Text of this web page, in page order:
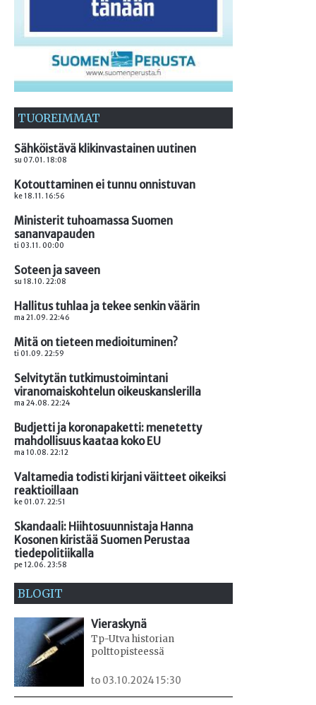
TUOREIMMAT
Sähköistävä klikinvastainen uutinen
su 07.01. 18:08
Kotouttaminen ei tunnu onnistuvan
ke 18.11. 16:56
Ministerit tuhoamassa Suomen
sananvapauden
ti 03.11. 00:00
Soteen ja saveen
su 18.10. 22:08
Hallitus tuhlaa ja tekee senkin väärin
ma 21.09. 22:46
Mitä on tieteen medioituminen?
ti 01.09. 22:59
Selvitytän tutkimustoimintani
viranomaiskohtelun oikeuskanslerilla
ma 24.08. 22:24
Budjetti ja koronapaketti: menetetty
mahdollisuus kaataa koko EU
ma 10.08. 22:12
Valtamedia todisti kirjani väitteet oikeiksi
reaktioillaan
ke 01.07. 22:51
Skandaali: Hiihtosuunnistaja Hanna
Kosonen kiristää Suomen Perustaa
tiedepolitiikalla
pe 12.06. 23:58
BLOGIT
Vieraskynä
Tp-Utva historian
polttopisteessä
to 03.10.2024 15:30